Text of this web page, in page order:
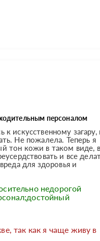
персоналом
к искусственному загару,
Не пожалела. Теперь я
тон кожи в таком виде, в
и все
для здоровья и
недорогой
так как я чаще живу в